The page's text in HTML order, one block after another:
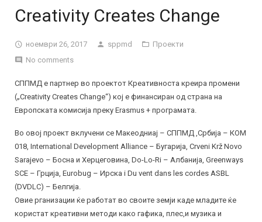
Донатори
Галерија
Годишен извештај
Creativity Creates Change
ноември 26, 2017 sppmd
Проекти
No comments
СППМД е партнер во проектот Креативноста креира промени
(„Creativity Creates Change“) кој е финансиран од страна на
Европската комисија преку Erasmus + програмата.
Во овој проект вклучени се Макеодниај – СППМД ,Србија – КОМ
018, International Development Alliance – Бугарија, Crveni Krž Novo
Sarajevo – Босна и Херцеговина, Do-Lo-Ri – Албанија, Greenways
SCE – Грција, Eurobug – Ирска i Du vent dans les cordes ASBL
(DVDLC) – Белгија.
Овие рганизации ќе работат во своите земји каде младите ќе
користат креативни методи како гафика, плес,и музика и